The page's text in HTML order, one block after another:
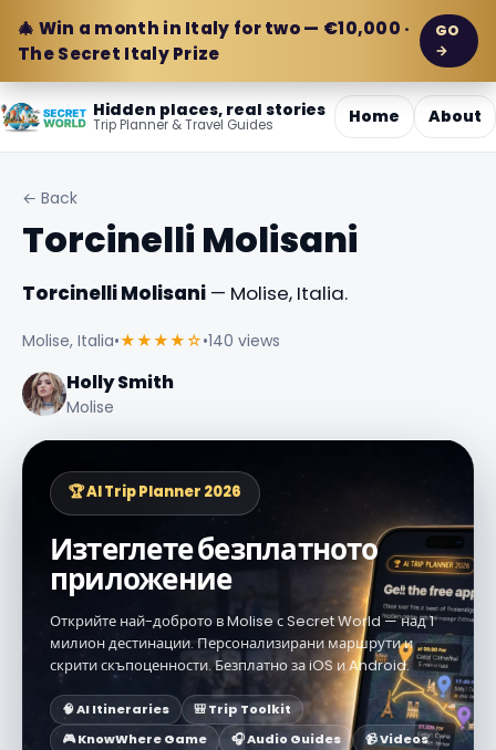
🎄 Win a month in Italy for two — €10,000 ·
The Secret Italy Prize
GO
→
Hidden places, real stories
Trip Planner & Travel Guides Home About
← Back
Torcinelli Molisani
Torcinelli Molisani — Molise, Italia.
Molise, Italia•★★★★☆•140 views
Holly Smith
Molise
🏆 AI Trip Planner 2026
Изтеглете безплатното
приложение
Открийте най-доброто в Molise с Secret World — над 1
милион дестинации. Персонализирани маршрути и
скрити скъпоценности. Безплатно за iOS и Android.
🧠 AI Itineraries
🎒 Trip Toolkit
🎮 KnowWhere Game
🎧 Audio Guides 📹 Videos